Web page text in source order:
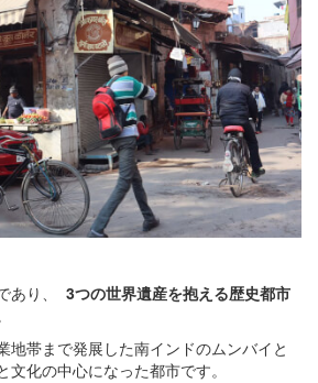
あり、 3つの世界遺産を抱える歴史都市
地帯まで発展した南インドのムンバイと
化の中心になった都市です。